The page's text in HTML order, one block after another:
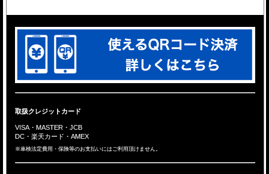
取扱クレジットカード
VISA・MASTER・JCB
DC・楽天カード・AMEX
※車検法定費用・保険等のお支払いにはご利用頂けません。